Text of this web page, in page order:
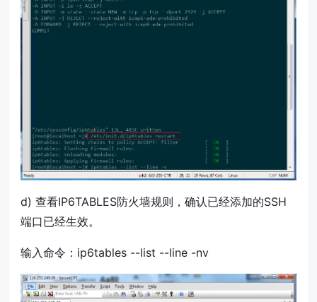
d) 查看IP6TABLES防火墙规则，确认已经添加的SSH
端口已经生效。
输入命令：ip6tables --list --line -nv